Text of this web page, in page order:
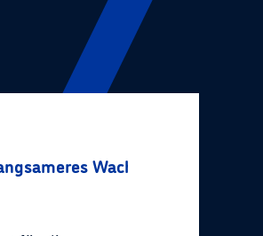
Wachstum im